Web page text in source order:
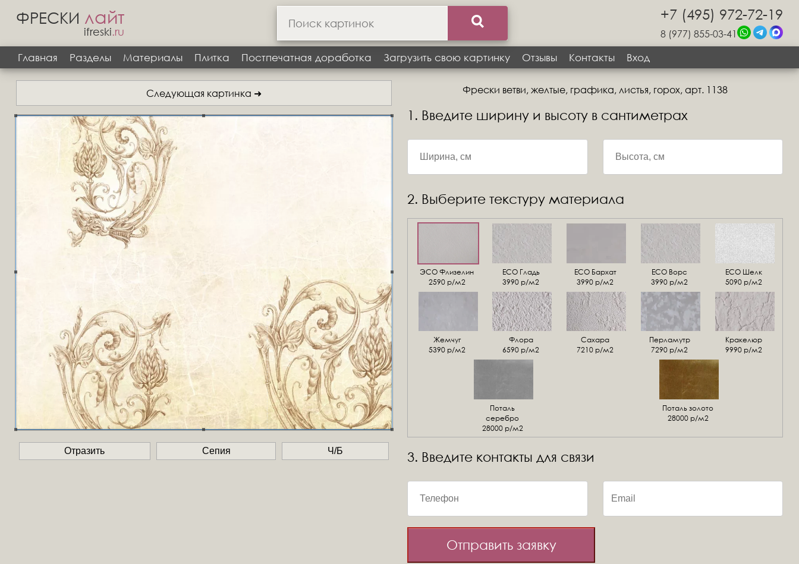
ФРЕСКИ лайт
ifreski.ru
+7 (495) 972-72-19
8 (977) 855-03-41
Главная
Разделы Материалы Плитка Постпечатная доработка Загрузить свою картинку Отзывы Контакты Вход
Следующая картинка ➜
Отразить Сепия Ч/Б
Фрески ветви, желтые, графика, листья, горох, арт. 1138
1. Введите ширину и высоту в сантиметрах
2. Выберите текстуру материала
ЭСО Флизелин
2590 р/м2
ЕСО Гладь
3990 р/м2
ECO Бархат
3990 р/м2
ЕСО Ворс
3990 р/м2
ЕСО Шелк
5090 р/м2
Жемчуг
5390 р/м2
Флора
6590 р/м2
Сахара
7210 р/м2
Перламутр
7290 р/м2
Кракелюр
9990 р/м2
Поталь
серебро
28000 р/м2
Поталь золото
28000 р/м2
3. Введите контакты для связи
Отправить заявку